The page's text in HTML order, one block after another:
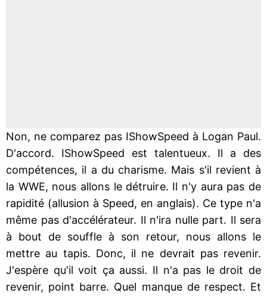
Non, ne comparez pas IShowSpeed à Logan Paul.
D'accord. IShowSpeed est talentueux. Il a des
compétences, il a du charisme. Mais s'il revient à
la WWE, nous allons le détruire. Il n'y aura pas de
rapidité (allusion à Speed, en anglais). Ce type n'a
même pas d'accélérateur. Il n'ira nulle part. Il sera
à bout de souffle à son retour, nous allons le
mettre au tapis. Donc, il ne devrait pas revenir.
J'espère qu'il voit ça aussi. Il n'a pas le droit de
revenir, point barre. Quel manque de respect. Et